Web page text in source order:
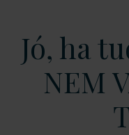
Jó, ha
NEM